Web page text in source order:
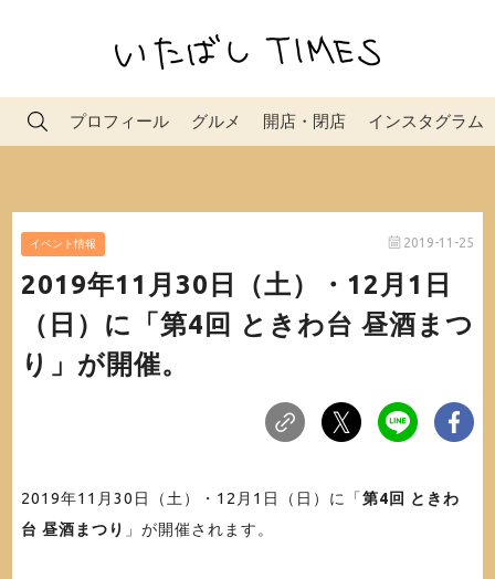
プロフィール グルメ 開店・閉店 インスタグラム
イベント情報 2019-11-25
2019年11月30日（土）・12月1日
（日）に「第4回 ときわ台 昼酒まつ
り」が開催。
2019年11月30日（土）・12月1日（日）に「第4回 ときわ
台 昼酒まつり 」が開催されます。